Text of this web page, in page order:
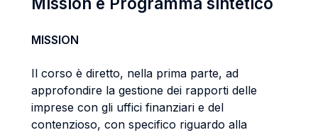
MISSION
Il corso è diretto, nella prima parte, ad
approfondire la gestione dei rapporti delle
imprese con gli uffici finanziari e del
contenzioso, con specifico riguardo alla